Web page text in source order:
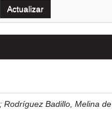
; Rodríguez Badillo, Melina de